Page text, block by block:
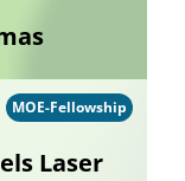
Laser
MOE-Fellowship